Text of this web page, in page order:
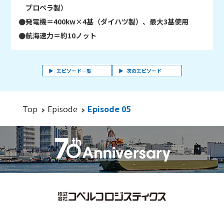
プロペラ製）
●発電機＝400kw×4基（ダイハツ製）、最大3基使用
●航海速力＝約10ノット
エピソード一覧 次のエピソード
Top Episode Episode 05